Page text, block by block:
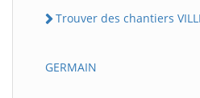
Trouver des chantiers
GERMAIN